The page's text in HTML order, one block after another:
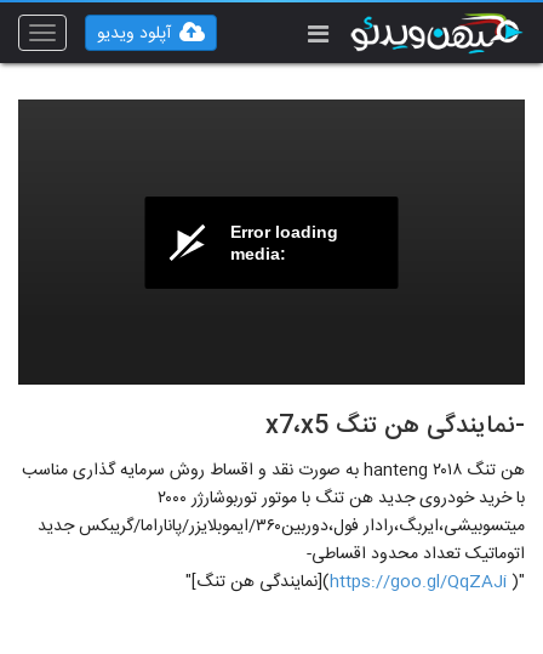
Toggle
آپلود ویدیو
Error loading
media:
-نمایندگی هن تنگ x7،x5
هن تنگ hanteng ۲۰۱۸ به صورت نقد و اقساط روش سرمایه گذاری مناسب
با خرید خودروی جدید هن تنگ با موتور توربوشارژر ۲۰۰۰
میتسوبیشی،ایربگ،رادار فول،دوربین۳۶۰/ایموبلایزر/پاناراما/گریبکس جدید
اتوماتیک تعداد محدود اقساطی-
"(
https://goo.gl/QqZAJi)[نمایندگی هن تنگ]"